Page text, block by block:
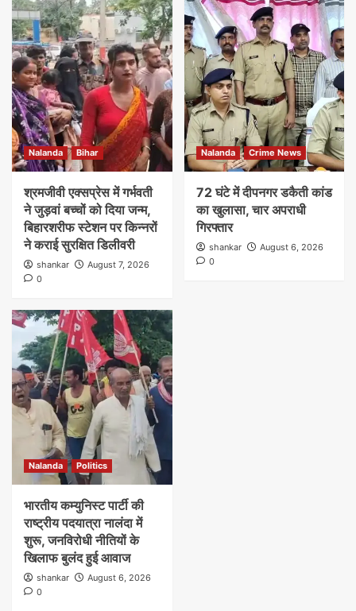
Nalanda Bihar
श्रमजीवी एक्सप्रेस में गर्भवती
ने जुड़वां बच्चों को दिया जन्म,
बिहारशरीफ स्टेशन पर किन्नरों
ने कराई सुरक्षित डिलीवरी
shankar
August 7, 2026
0
Nalanda Crime News
72 घंटे में दीपनगर डकैती कांड
का खुलासा, चार अपराधी
गिरफ्तार
shankar
August 6, 2026
0
Nalanda Politics
भारतीय कम्युनिस्ट पार्टी की
राष्ट्रीय पदयात्रा नालंदा में
शुरू, जनविरोधी नीतियों के
खिलाफ बुलंद हुई आवाज
shankar
August 6, 2026
0